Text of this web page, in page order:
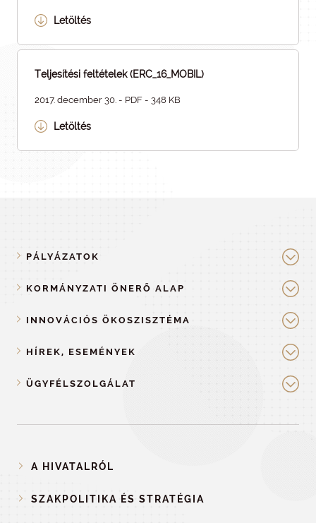
Letöltés
Teljesítési feltételek (ERC_16_MOBIL)
2017. december 30. - PDF - 348 KB
Letöltés
PÁLYÁZATOK
KORMÁNYZATI ÖNERŐ ALAP
INNOVÁCIÓS ÖKOSZISZTÉMA
HÍREK, ESEMÉNYEK
ÜGYFÉLSZOLGÁLAT
A HIVATALRÓL
SZAKPOLITIKA ÉS STRATÉGIA